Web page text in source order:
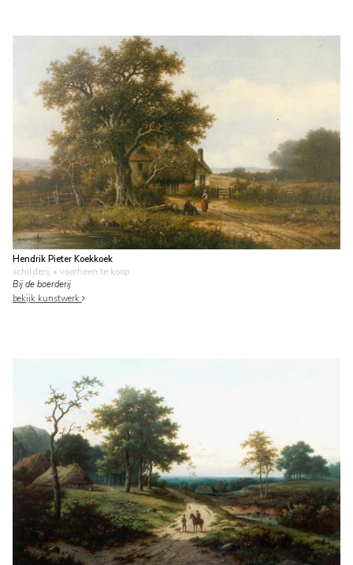
Hendrik Pieter Koekkoek
schilderij • voorheen te koop
Bij de boerderij
bekijk kunstwerk